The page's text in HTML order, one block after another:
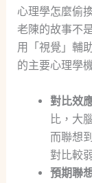
心理學怎麼偷
老陳的故事不
用「視覺」輔
的主要心理學
對比效
比，大
而聯想
對比較
預期聯